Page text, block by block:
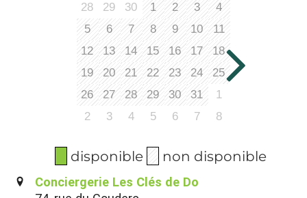
28
29 30 1 2 3
4
5
6 7 8 9 10
11
12
13 14 15 16 17
18
19
20 21 22 23 24
25
26
27 28 29 30 31
1
2
3 4 5 6 7 8
disponible non disponible
Conciergerie Les Clés de Do